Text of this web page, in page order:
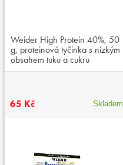
Weider High Protein 40%, 50
g, proteinová tyčinka s nízkým
obsahem tuku a cukru
65 Kč Skladem